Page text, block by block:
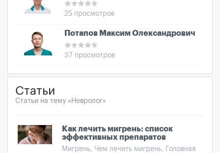
25 просмотров
Потапов Максим Олександрович
37 просмотров
Статьи
Статьи на тему «Невролог»
Как лечить мигрень: список
эффективных препаратов
Мигрень, Чем лечить мигрень, Головная